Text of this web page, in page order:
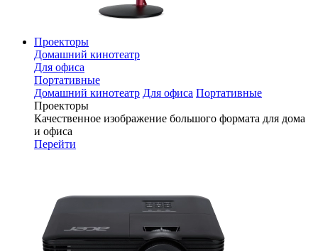
Проекторы
Домашний кинотеатр
Для офиса
Портативные
Домашний кинотеатр Для офиса Портативные
Проекторы
Качественное изображение большого формата для дома
и офиса
Перейти